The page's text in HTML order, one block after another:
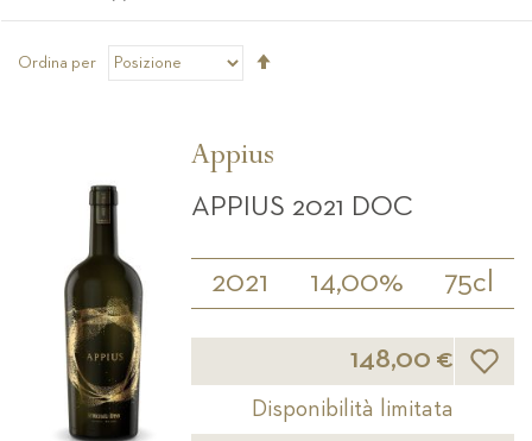
Ordina per
Appius
APPIUS 2021 DOC
2021 14,00% 75cl
148,00 € Lista
Disponibilità limitata